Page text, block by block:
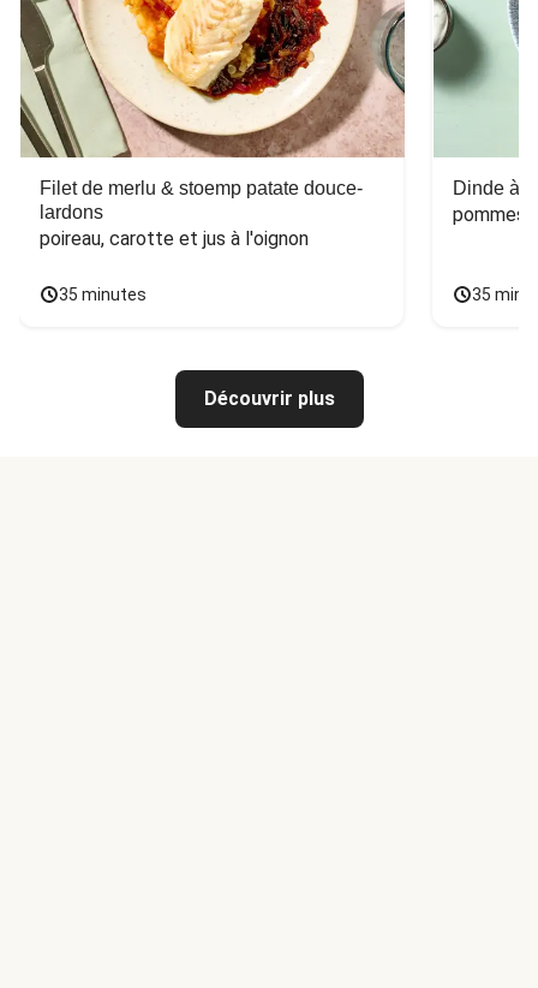
Filet de merlu & stoemp patate douce-
lardons
poireau, carotte et jus à l'oignon
35 minutes
Dinde à
pommes
35
Découvrir plus